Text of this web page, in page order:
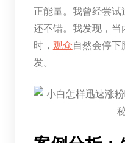
正能量。我曾经尝
还不错。我发现，当
时， 观众自然会停下
发。